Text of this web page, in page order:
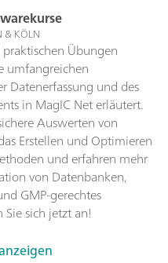
& KÖLN
Übungen
umfangreichen
Datenerfassung und des
in MagIC Net erläutert.
Auswerten von
Erstellen und Optimieren
und erfahren mehr
von Datenbanken,
GMP-gerechtes
sich jetzt an!